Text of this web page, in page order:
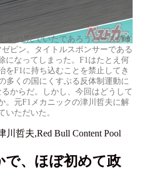
気込んでいたであろうハースのド
ピン。タイトルスポンサーである
になってしまった。F1はたとえ何
をF1に持ち込むことを禁止してき
多くの国にくすぶる反体制運動に
からだ。しかし、今回はどうして
。元F1メカニックの津川哲夫に解
いただいた。
哲夫,Red Bull Content Pool
で、ほぼ初めて政